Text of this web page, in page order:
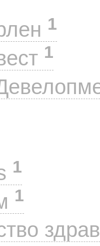
1
1
1
1